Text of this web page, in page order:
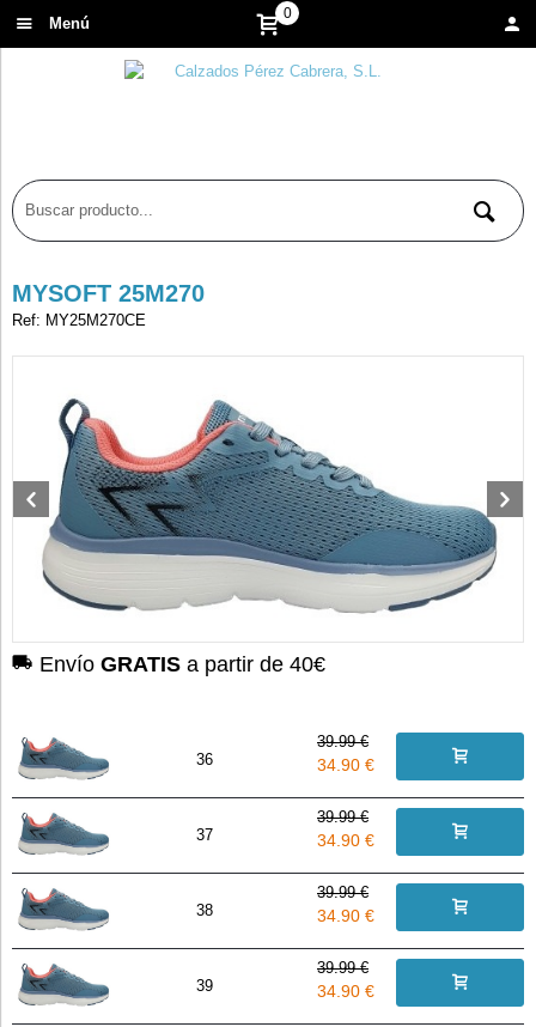
0
MYSOFT 25M270
Ref: MY25M270CE
Envío GRATIS a partir de 40€
36
39.99 €
34.90 €
37
39.99 €
34.90 €
38
39.99 €
34.90 €
39
39.99 €
34.90 €
Menú